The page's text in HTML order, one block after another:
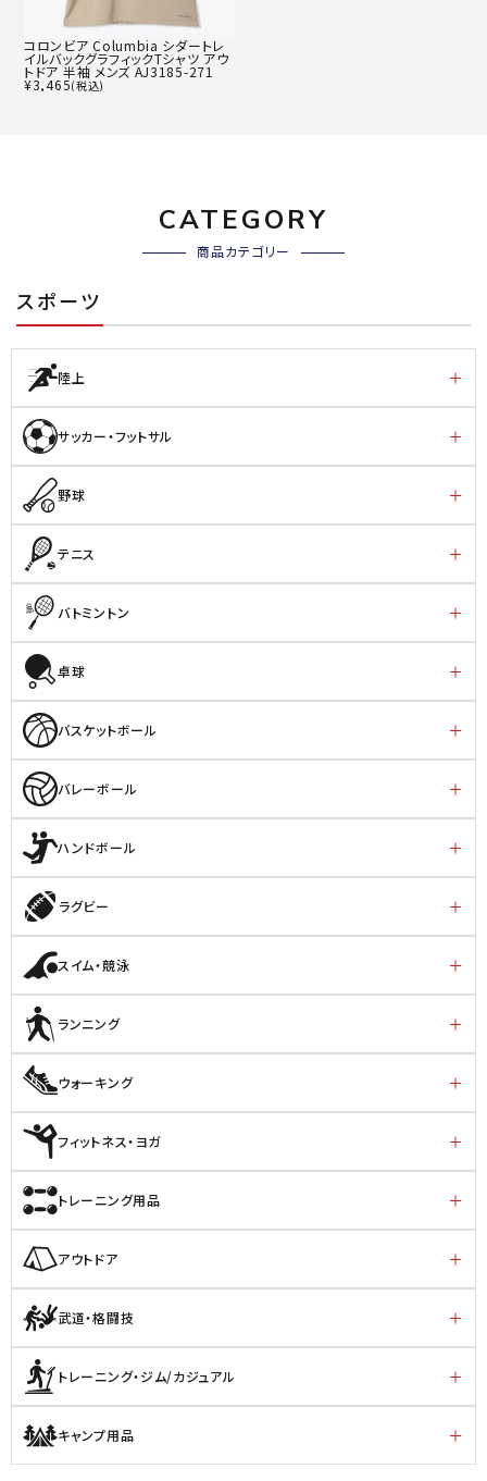
コロンビア Columbia シダートレ
イルバックグラフィックTシャツ アウ
トドア 半袖 メンズ AJ3185-271
¥3,465(税込)
CATEGORY
商品カテゴリー
スポーツ
陸上
サッカー・フットサル
野球
テニス
バトミントン
卓球
バスケットボール
バレーボール
ハンドボール
ラグビー
スイム・競泳
ランニング
ウォーキング
フィットネス・ヨガ
トレーニング用品
アウトドア
武道・格闘技
トレーニング・ジム/カジュアル
キャンプ用品